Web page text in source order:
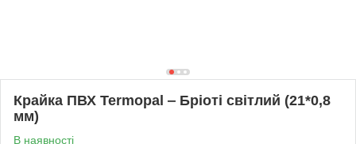
Крайка ПВХ Termopal ‒ Бріоті світлий (21*0,8
мм)
В наявності